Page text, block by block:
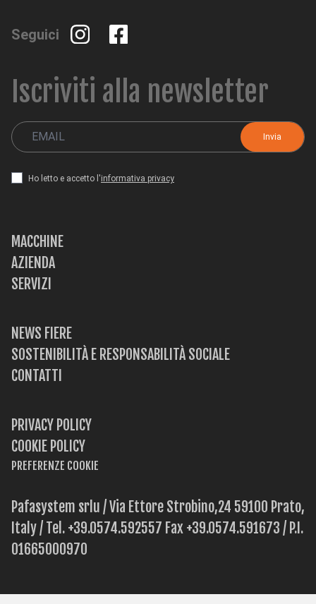
Seguici
Iscriviti alla newsletter
Ho letto e accetto l'informativa privacy
MACCHINE
AZIENDA
SERVIZI
NEWS FIERE
SOSTENIBILITÀ E RESPONSABILITÀ SOCIALE
CONTATTI
PRIVACY POLICY
COOKIE POLICY
PREFERENZE COOKIE
Pafasystem srlu / Via Ettore Strobino,24 59100 Prato,
Italy / Tel. +39.0574.592557 Fax +39.0574.591673 / P.I.
01665000970